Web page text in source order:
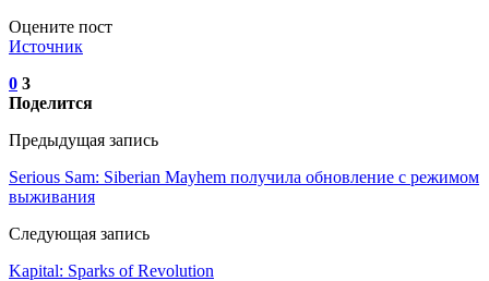
Оцените пост
Источник
0 3
Поделится
Предыдущая запись
Serious Sam: Siberian Mayhem получила обновление с режимом
выживания
Следующая запись
Kapital: Sparks of Revolution